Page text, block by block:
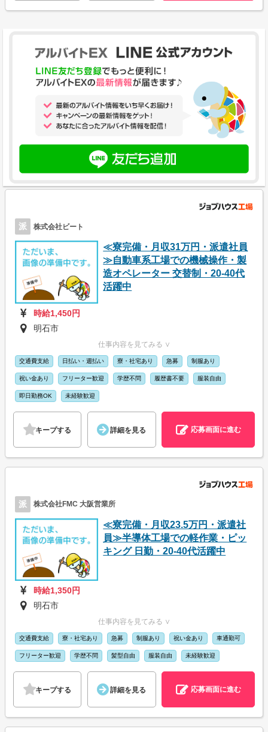
派 株式会社ビート
≪寮完備・月収31万円・派遣社員
≫自動車系工場での機械操作・製
造オペレーター 交替制・20-40代
活躍中
時給1,450円
明石市
仕事内容を見てみる ∨
交通費支給 日払い・週払い 寮・社宅あり 急募 制服あり
祝い金あり フリーター歓迎 学歴不問 履歴書不要 服装自由
即日勤務OK 未経験歓迎
キープする 詳細を見る 応募画面に進む
派 株式会社FMC 大阪営業所
≪寮完備・月収23.5万円・派遣社
員≫半導体工場での軽作業・ピッ
キング 日勤・20-40代活躍中
時給1,350円
明石市
仕事内容を見てみる ∨
交通費支給 寮・社宅あり 急募 制服あり 祝い金あり 車通勤可
フリーター歓迎 学歴不問 髪型自由 服装自由 未経験歓迎
キープする 詳細を見る 応募画面に進む